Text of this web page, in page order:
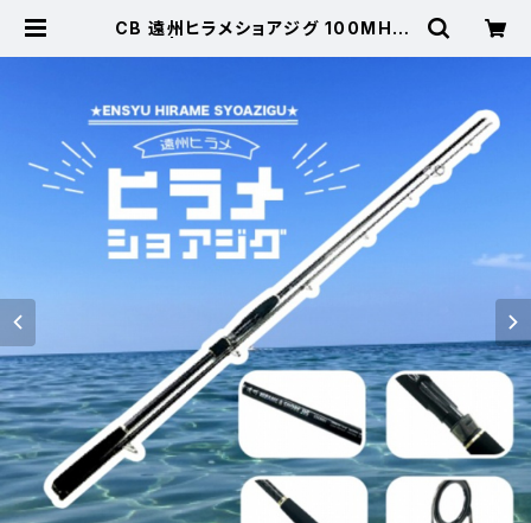
CB 遠州ヒラメショアジグ 100MH【T